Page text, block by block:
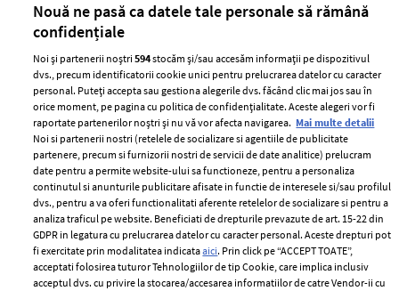
GOOGLE NEWSsau peFACEBOOK
Nouă ne pasă ca datele tale personale să rămână
confidențiale
Noi și partenerii noștri594stocăm și/sau accesăm informații pe dispozitivul
dvs., precum identificatorii cookie unici pentru prelucrarea datelor cu caracter
personal. Puteți accepta sau gestiona alegerile dvs. făcând clic mai jos sau în
orice moment, pe pagina cu politica de confidențialitate. Aceste alegeri vor fi
raportate partenerilor noștri și nu vă vor afecta navigarea. Mai multe detalii
Noi si partenerii nostri (retelele de socializare si agentiile de publicitate
partenere, precum si furnizorii nostri de servicii de date analitice) prelucram
date pentru a permite website-ului sa functioneze, pentru a personaliza
continutul si anunturile publicitare afisate in functie de interesele si/sau profilul
dvs., pentru a va oferi functionalitati aferente retelelor de socializare si pentru a
analiza traficul pe website. Beneficiati de drepturile prevazute de art. 15-22 din
GDPR in legatura cu prelucrarea datelor cu caracter personal. Aceste drepturi pot
fi exercitate prin modalitatea indicataaici. Prin click pe “ACCEPT TOATE”,
acceptati folosirea tuturor Tehnologiilor de tip Cookie, care implica inclusiv
acceptul dvs. cu privire la stocarea/accesarea informatiilor de catre Vendor-ii cu